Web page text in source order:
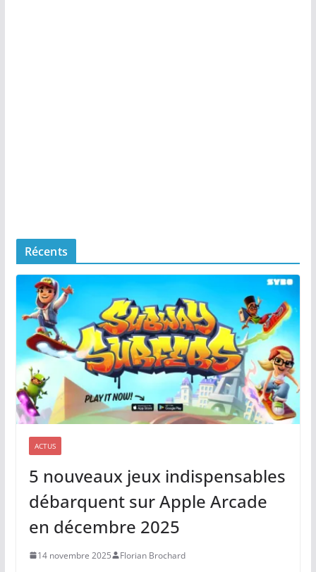
Récents
ACTUS
5 nouveaux jeux indispensables
débarquent sur Apple Arcade
en décembre 2025
14 novembre 2025 Florian Brochard